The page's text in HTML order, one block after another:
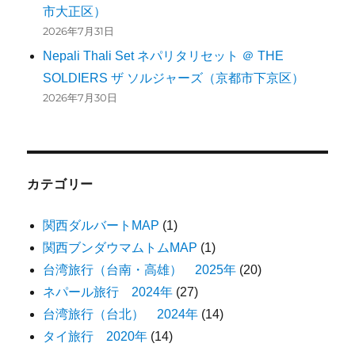
市大正区）
2026年7月31日
Nepali Thali Set ネパリタリセット ＠ THE
SOLDIERS ザ ソルジャーズ（京都市下京区）
2026年7月30日
カテゴリー
関西ダルバートMAP (1)
関西ブンダウマムトムMAP (1)
台湾旅行（台南・高雄） 2025年 (20)
ネパール旅行 2024年 (27)
台湾旅行（台北） 2024年 (14)
タイ旅行 2020年 (14)